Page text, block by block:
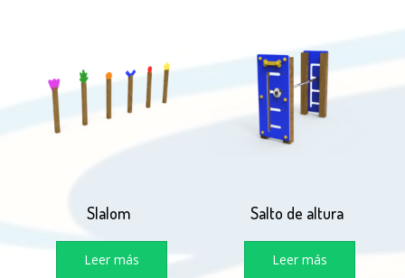
Slalom
Leer más
Salto de altura
Leer más